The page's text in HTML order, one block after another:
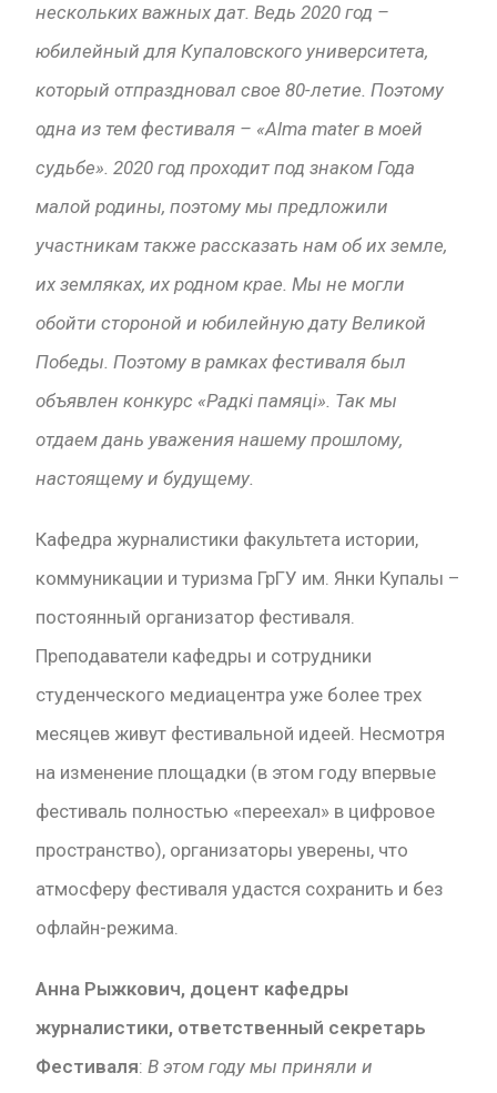
нескольких важных дат. Ведь 2020 год –
юбилейный для Купаловского университета,
который отпраздновал свое 80-летие. Поэтому
одна из тем фестиваля – «Alma mater в моей
судьбе». 2020 год проходит под знаком Года
малой родины, поэтому мы предложили
участникам также рассказать нам об их земле,
их земляках, их родном крае. Мы не могли
обойти стороной и юбилейную датуВеликой
Победы. Поэтому в рамках фестиваля был
объявлен конкурс «Радкі памяці». Так мы
отдаем дань уважения нашему прошлому,
настоящему и будущему.
Кафедра журналистики факультета истории,
коммуникации и туризма ГрГУ им. Янки Купалы –
постоянный организатор фестиваля.
Преподаватели кафедры и сотрудники
студенческого медиацентра уже более трех
месяцев живут фестивальной идеей. Несмотря
на изменение площадки (в этом году впервые
фестиваль полностью «переехал» в цифровое
пространство), организаторы уверены, что
атмосферу фестиваля удастся сохранить и без
офлайн-режима.
Анна Рыжкович, доцент кафедры
журналистики, ответственный секретарь
Фестиваля: В этом году мы приняли и